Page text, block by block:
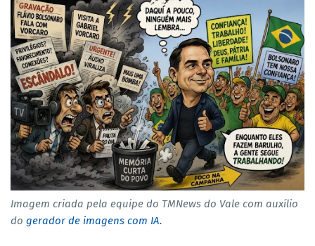
Imagem criada pela equipe do TMNews do Vale com auxílio
do gerador de imagens com IA.